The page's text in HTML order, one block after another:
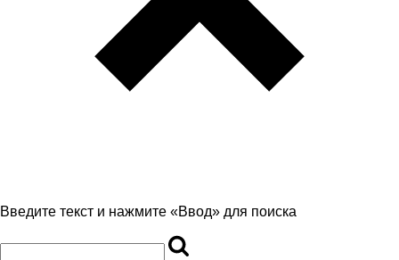
Введите текст и нажмите «Ввод» для поиска